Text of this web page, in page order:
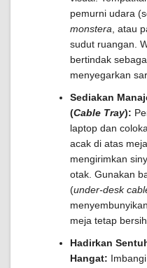
pemurni udara
monstera , atau
sudut ruangan.
bertindak
menyegarkan
Sediakan
(Cable Tray):
laptop dan
acak di atas
mengirimkan
otak. Gunakan
(under-desk
meja tetap
Hadirkan
Hangat: